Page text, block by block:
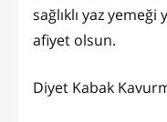
sağlıklı yaz
afiyet olsun.
Diyet Kabak